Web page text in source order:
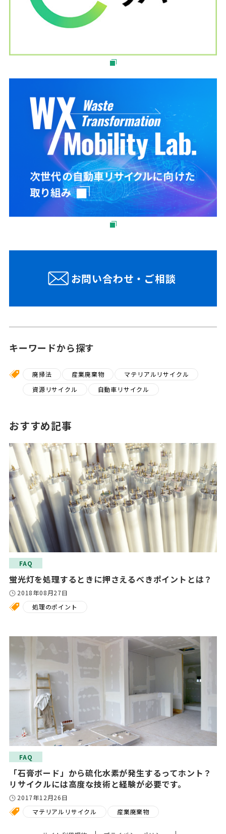
お問い合わせ・ご相談
キーワードから探す
廃掃法 産業廃棄物
マテリアルリサイクル
資源リサイクル
自動車リサイクル
おすすめ記事
FAQ
蛍光灯を処理するときに押さえるべきポイントとは？
2018年08月27日
処理のポイント
FAQ
「石膏ボード」から硫化水素が発生するってホント？
リサイクルには高度な技術と経験が必要です。
2017年12月26日
マテリアルリサイクル
産業廃棄物